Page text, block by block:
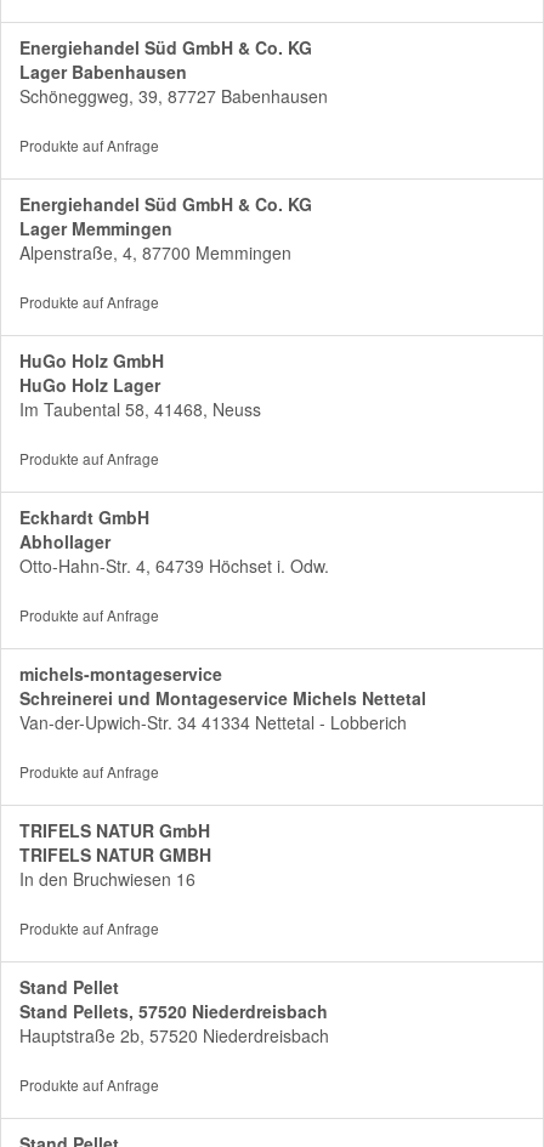
Energiehandel Süd GmbH & Co. KG
Lager Babenhausen
Schöneggweg, 39, 87727 Babenhausen
Produkte auf Anfrage
Energiehandel Süd GmbH & Co. KG
Lager Memmingen
Alpenstraße, 4, 87700 Memmingen
Produkte auf Anfrage
HuGo Holz GmbH
HuGo Holz Lager
Im Taubental 58, 41468, Neuss
Produkte auf Anfrage
Eckhardt GmbH
Abhollager
Otto-Hahn-Str. 4, 64739 Höchset i. Odw.
Produkte auf Anfrage
michels-montageservice
Schreinerei und Montageservice Michels Nettetal
Van-der-Upwich-Str. 34 41334 Nettetal - Lobberich
Produkte auf Anfrage
TRIFELS NATUR GmbH
TRIFELS NATUR GMBH
In den Bruchwiesen 16
Produkte auf Anfrage
Stand Pellet
Stand Pellets, 57520 Niederdreisbach
Hauptstraße 2b, 57520 Niederdreisbach
Produkte auf Anfrage